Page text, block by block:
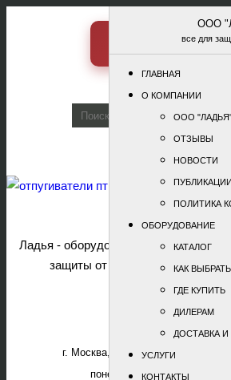
Перезвоните
Ладья - оборудование для
защиты от птиц
+7 (495) 979-68-08
otpugivateli@mail.ru
г. Москва, ул. Электрозаводская,
понедельник - пятница: 10:00
ООО
все для
ГЛАВНАЯ
О КОМПАНИИ
ООО
ОТЗЫВЫ
НОВОСТИ
ПУБЛИКАЦИИ
ПОЛИТИКА
ОБОРУДОВАНИЕ
КАТАЛОГ
КАК ВЫБРАТЬ
ГДЕ КУПИТЬ
ДИЛЕРАМ
ДОСТАВКА И
УСЛУГИ
КОНТАКТЫ